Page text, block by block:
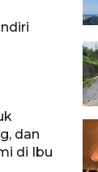
dan
di Ibu